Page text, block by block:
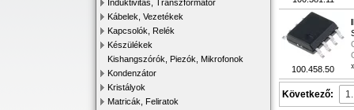
Induktivitás, Transzformátor
Kábelek, Vezetékek
Kapcsolók, Relék
Készülékek
Kishangszórók, Piezók, Mikrofonok
Kondenzátor
Kristályok
Matricák, Feliratok
100.458.50
Következő: